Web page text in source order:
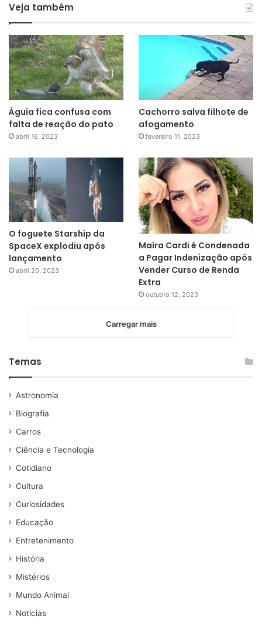
Veja também
Águia fica confusa com
falta de reação do pato
abril 16, 2023
Cachorro salva filhote de
afogamento
fevereiro 11, 2023
O foguete Starship da
SpaceX explodiu após
lançamento
abril 20, 2023
Maíra Cardi é Condenada
a Pagar Indenização após
Vender Curso de Renda
Extra
outubro 12, 2023
Carregar mais
Temas
Astronomia
Biografia
Carros
Ciência e Tecnologia
Cotidiano
Cultura
Curiosidades
Educação
Entretenimento
História
Mistérios
Mundo Animal
Noticias